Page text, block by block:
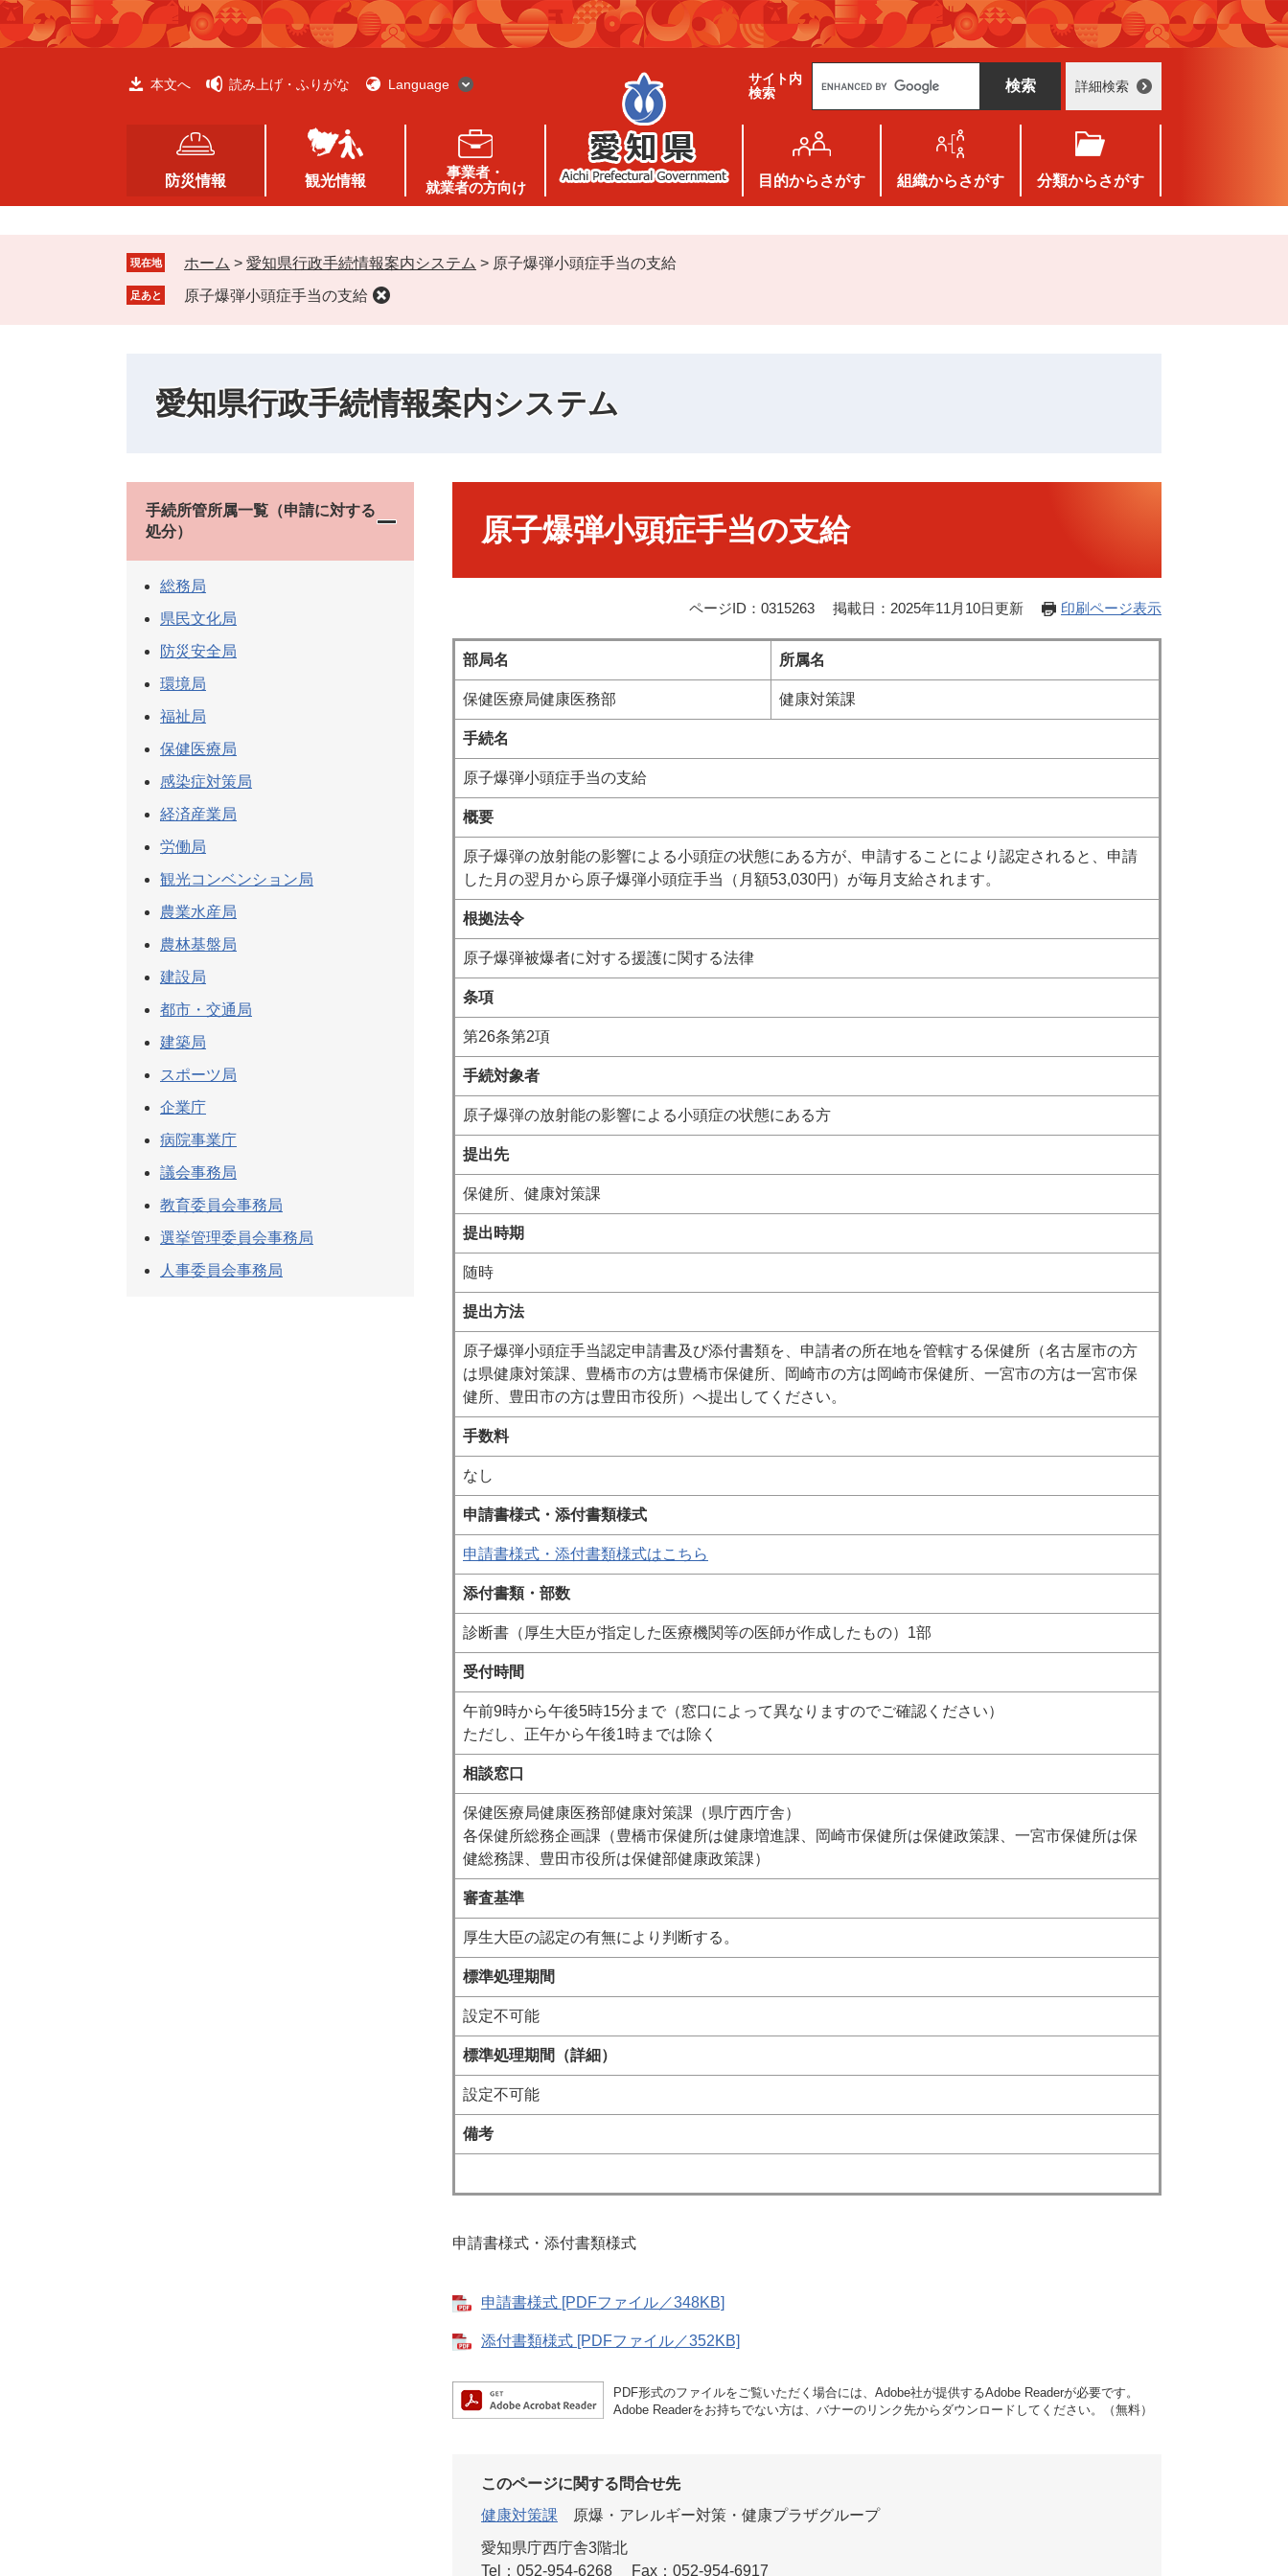
ペ
ー
メ
ニ
本文へ 読み上げ・ふりがな Language
サイト内
検索
g
e
カ
タ
ム
検
詳細検索
防災情報 観光情報
事業者・
就業者の方向け
目的からさがす 組織からさがす 分類からさがす
現在地 ホーム > 愛知県行政手続情報案内システム > 原子爆弾小頭症手当の支給
足あと 原子爆弾小頭症手当の支給
愛知県行政手続情報案内システム
原子爆弾小頭症手当の支給
ページID：0315263 掲載日：2025年11月10日更新 印刷ページ表示
部局名 所属名
保健医療局健康医務部 健康対策課
手続名
原子爆弾小頭症手当の支給
概要
原子爆弾の放射能の影響による小頭症の状態にある方が、申請することにより認定されると、申請
した月の翌月から原子爆弾小頭症手当（月額53,030円）が毎月支給されます。
根拠法令
原子爆弾被爆者に対する援護に関する法律
条項
第26条第2項
手続対象者
原子爆弾の放射能の影響による小頭症の状態にある方
提出先
保健所、健康対策課
提出時期
随時
提出方法
原子爆弾小頭症手当認定申請書及び添付書類を、申請者の所在地を管轄する保健所（名古屋市の方
は県健康対策課、豊橋市の方は豊橋市保健所、岡崎市の方は岡崎市保健所、一宮市の方は一宮市保
健所、豊田市の方は豊田市役所）へ提出してください。
手数料
なし
申請書様式・添付書類様式
申請書様式・添付書類様式はこちら
添付書類・部数
診断書（厚生大臣が指定した医療機関等の医師が作成したもの）1部
受付時間
午前9時から午後5時15分まで（窓口によって異なりますのでご確認ください）
ただし、正午から午後1時までは除く
相談窓口
保健医療局健康医務部健康対策課（県庁西庁舎）
各保健所総務企画課（豊橋市保健所は健康増進課、岡崎市保健所は保健政策課、一宮市保健所は保
健総務課、豊田市役所は保健部健康政策課）
審査基準
厚生大臣の認定の有無により判断する。
標準処理期間
設定不可能
標準処理期間（詳細）
設定不可能
備考
申請書様式・添付書類様式
申請書様式 [PDFファイル／348KB]
添付書類様式 [PDFファイル／352KB]
PDF形式のファイルをご覧いただく場合には、Adobe社が提供するAdobe Readerが必要です。
Adobe Readerをお持ちでない方は、バナーのリンク先からダウンロードしてください。（無料）
このページに関する問合せ先
健康対策課
原爆・アレルギー対策・健康プラザグループ
愛知県庁西庁舎3階北
Tel：052-954-6268
Fax：052-954-6917
手続所管所属一覧（申請に対する
処分）
総務局
県民文化局
防災安全局
環境局
福祉局
保健医療局
感染症対策局
経済産業局
労働局
観光コンベンション局
農業水産局
農林基盤局
建設局
都市・交通局
建築局
スポーツ局
企業庁
病院事業庁
議会事務局
教育委員会事務局
選挙管理委員会事務局
人事委員会事務局